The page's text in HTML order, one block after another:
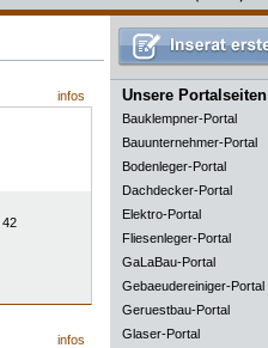
infos
infos
Unsere Portalseiten
Bauklempner-Portal
Bauunternehmer-Portal
Bodenleger-Portal
Dachdecker-Portal
Elektro-Portal
Fliesenleger-Portal
GaLaBau-Portal
Gebaeudereiniger-Portal
Geruestbau-Portal
Glaser-Portal